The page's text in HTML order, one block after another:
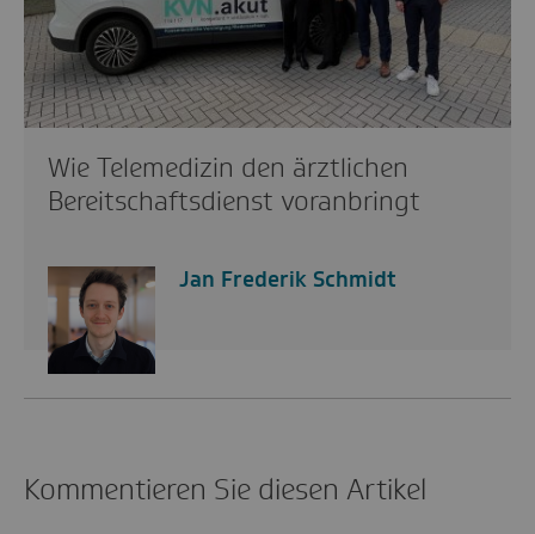
Wie Telemedizin den ärztlichen
Bereitschaftsdienst voranbringt
Jan Frederik Schmidt
Kommentieren Sie diesen Artikel